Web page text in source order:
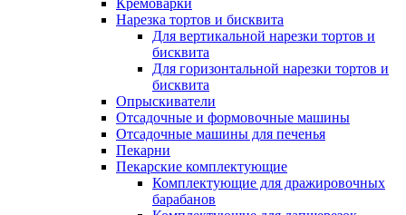
Кремоварки
Нарезка тортов и бисквита
Для вертикальной нарезки тортов и
бисквита
Для горизонтальной нарезки тортов и
бисквита
Опрыскиватели
Отсадочные и формовочные машины
Отсадочные машины для печенья
Пекарни
Пекарские комплектующие
Комплектующие для дражировочных
барабанов